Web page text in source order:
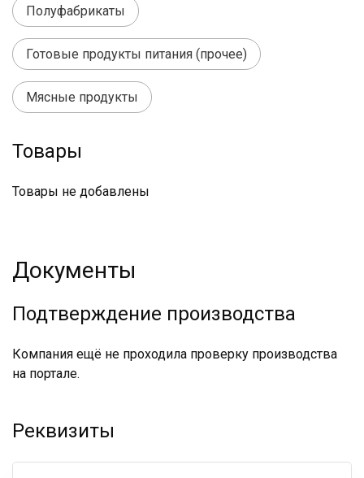
Полуфабрикаты
Готовые продукты питания (прочее)
Мясные продукты
Товары
Товары не добавлены
Документы
Подтверждение производства
Компания ещё не проходила проверку производства
на портале.
Реквизиты